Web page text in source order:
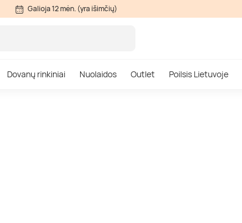
Galioja 12 mėn. (yra išimčių)
Dovanų rinkiniai Nuolaidos Outlet Poilsis Lietuvoje